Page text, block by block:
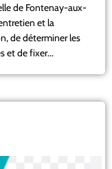
de Fontenay-aux-
et la
de déterminer les
et de fixer...